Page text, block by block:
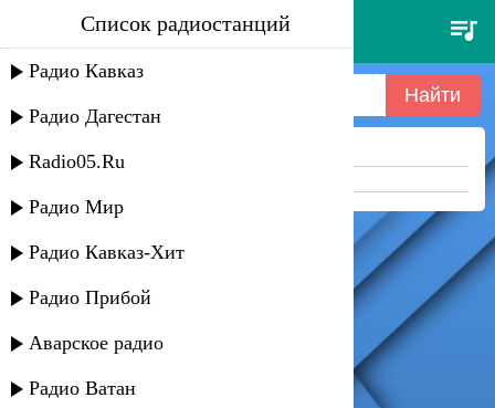
lumen - над пропастью
Список радиостанций
Радио Кавказ
Радио Дагестан
Radio05.Ru
Радио Мир
Радио Кавказ-Хит
Радио Прибой
Аварское радио
Радио Ватан
Ничего не найдено =(